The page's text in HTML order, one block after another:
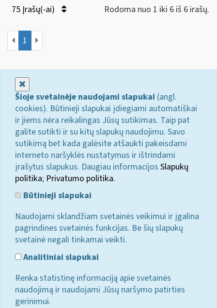
75 Įrašų(-ai) Rodoma nuo 1 iki 6 iš 6 irašų.
1
Šioje svetainėje naudojami slapukai (angl.
cookies). Būtinieji slapukai įdiegiami automatiškai
ir jiems nėra reikalingas Jūsų sutikimas. Taip pat
galite sutikti ir su kitų slapukų naudojimu. Savo
sutikimą bet kada galėsite atšaukti pakeisdami
interneto naršyklės nustatymus ir ištrindami
įrašytus slapukus. Daugiau informacijos Slapukų
politika; Privatumo politika.
Būtinieji slapukai
Naudojami sklandžiam svetainės veikimui ir įgalina
pagrindines svetainės funkcijas. Be šių slapukų
svetainė negali tinkamai veikti.
Analitiniai slapukai
Renka statistinę informaciją apie svetainės
naudojimą ir naudojami Jūsų naršymo patirties
gerinimui.